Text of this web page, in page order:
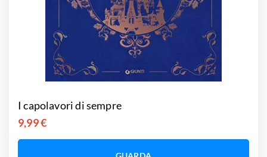
I capolavori di sempre
9,99 €